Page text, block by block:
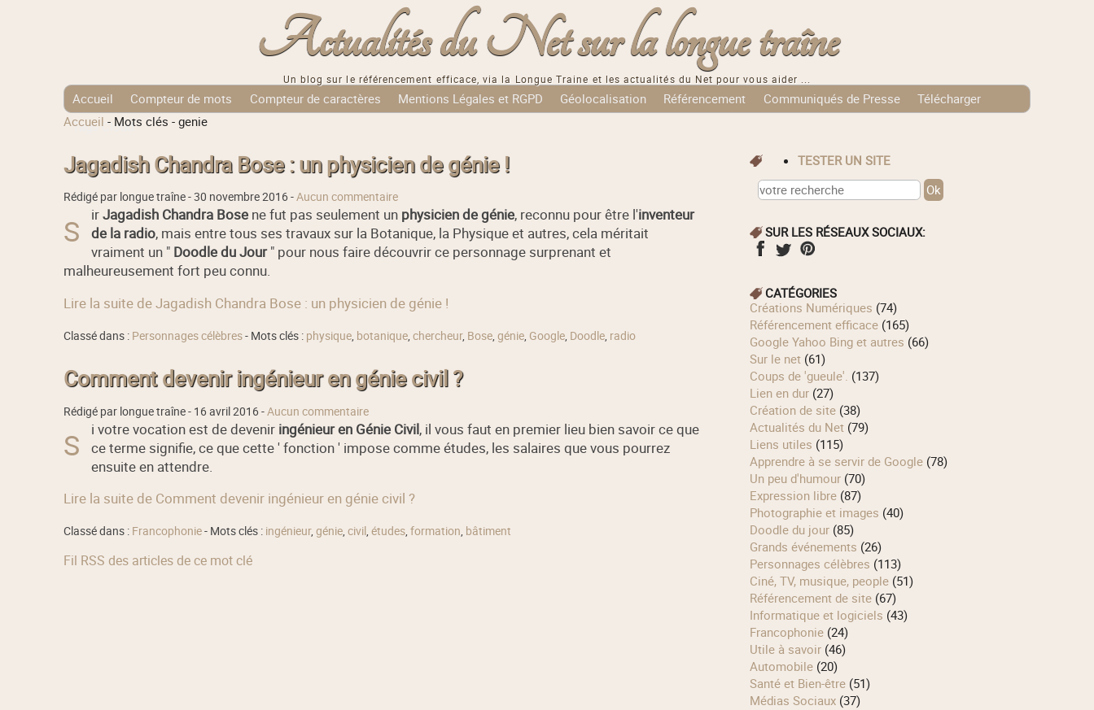
Actualités du Net sur la longue traîne
Un blog sur le référencement efficace, via la Longue Traine et les actualités du Net pour vous aider ...
Accueil Compteur de mots Compteur de caractères Mentions Légales et RGPD Géolocalisation Référencement Communiqués de Presse
Télécharger
Tags Cloud
Accueil - Mots clés - genie
Jagadish Chandra Bose : un physicien de génie !
Rédigé par longue traîne -30 novembre 2016-Aucun commentaire
S irJagadish Chandra Bosene fut pas seulement un physicien de génie, reconnu pour être l'inventeur
de la radio, mais entre tous ses travaux sur la Botanique, la Physique et autres, cela méritait
vraiment un " Doodle du Jour" pour nous faire découvrir ce personnage surprenant et
malheureusement fort peu connu.
Lire la suite de Jagadish Chandra Bose : un physicien de génie !
Classé dans : Personnages célèbres- Mots clés : physique, botanique, chercheur, Bose, génie, Google, Doodle, radio
Comment devenir ingénieur en génie civil ?
Rédigé par longue traîne - 16 avril 2016-Aucun commentaire
S i votre vocation est de devenir ingénieur en Génie Civil, il vous faut en premier lieu bien savoir ce que
ce terme signifie, ce que cette ' fonction ' impose comme études, les salaires que vous pourrez
ensuite en attendre.
Lire la suite de Comment devenir ingénieur en génie civil ?
Classé dans : Francophonie- Mots clés : ingénieur, génie, civil, études, formation, bâtiment
Fil RSS des articles de ce mot clé
TESTER UN SITE
SUR LES RÉSEAUX SOCIAUX:
CATÉGORIES
Créations Numériques (74)
Référencement efficace(165)
Google Yahoo Bing et autres (66)
Sur le net(61)
Coups de 'gueule'. (137)
Lien en dur(27)
Création de site(38)
Actualités du Net(79)
Liens utiles (115)
Apprendre à se servir de Google(78)
Un peu d'humour(70)
Expression libre(87)
Photographie et images (40)
Doodle du jour(85)
Grands événements (26)
Personnages célèbres (113)
Ciné, TV, musique, people(51)
Référencement de site(67)
Informatique et logiciels (43)
Francophonie(24)
Utile à savoir(46)
Automobile(20)
Santé et Bien-être(51)
Médias Sociaux(37)